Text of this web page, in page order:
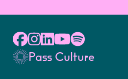
Pass Culture